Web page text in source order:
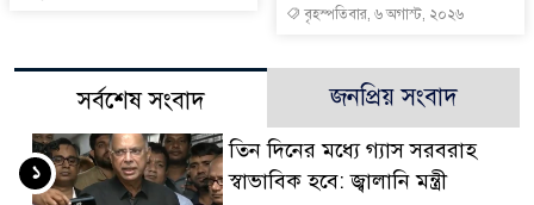
বৃহস্পতিবার, ৬ অগাস্ট, ২০২৬
সর্বশেষ সংবাদ জনপ্রিয় সংবাদ
তিন দিনের মধ্যে গ্যাস সরবরাহ
স্বাভাবিক হবে: জ্বালানি মন্ত্রী
১